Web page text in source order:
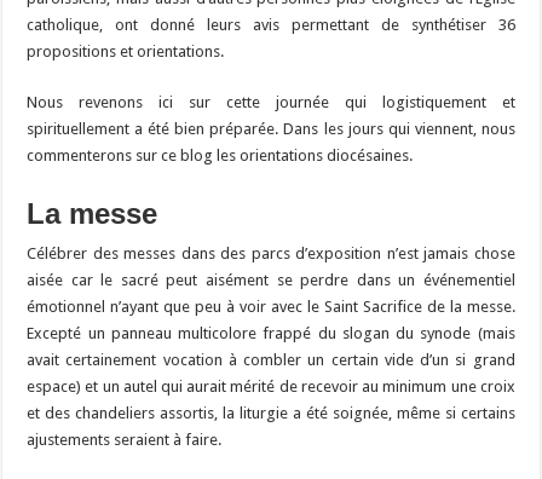
catholique, ont donné leurs avis permettant de synthétiser 36
propositions et orientations.
Nous revenons ici sur cette journée qui logistiquement et
spirituellement a été bien préparée. Dans les jours qui viennent, nous
commenterons sur ce blog les orientations diocésaines.
La messe
Célébrer des messes dans des parcs d’exposition n’est jamais chose
aisée car le sacré peut aisément se perdre dans un événementiel
émotionnel n’ayant que peu à voir avec le Saint Sacrifice de la messe.
Excepté un panneau multicolore frappé du slogan du synode (mais
avait certainement vocation à combler un certain vide d’un si grand
espace) et un autel qui aurait mérité de recevoir au minimum une croix
et des chandeliers assortis, la liturgie a été soignée, même si certains
ajustements seraient à faire.